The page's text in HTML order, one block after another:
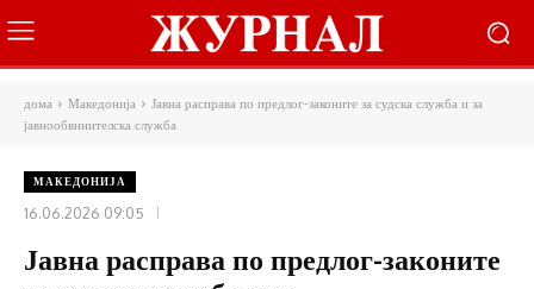
дома Македонија
Јавна расправа по предлог-законите за судска служба и за
јавнообвинителска служба
МАКЕДОНИЈА
16.06.2026 09:05
Јавна расправа по предлог-законите